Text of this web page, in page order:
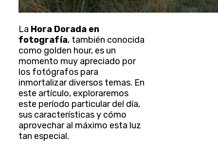
La Hora Dorada en
fotografía, también conocida
como golden hour, es un
momento muy apreciado por
los fotógrafos para
inmortalizar diversos temas. En
este artículo, exploraremos
este período particular del día,
sus características y cómo
aprovechar al máximo esta luz
tan especial.